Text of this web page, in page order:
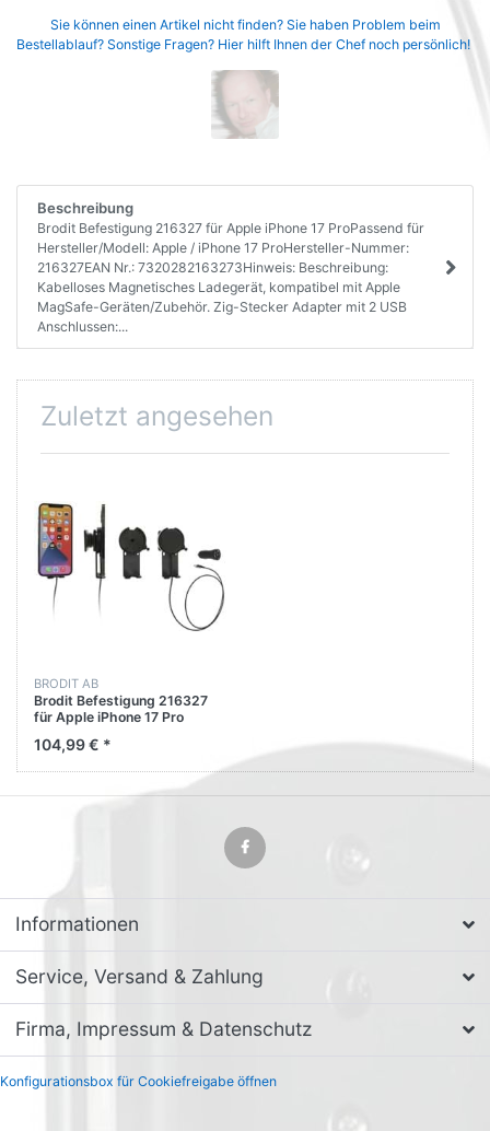
Sie können einen Artikel nicht finden? Sie haben Problem beim
Bestellablauf? Sonstige Fragen? Hier hilft Ihnen der Chef noch persönlich!
Beschreibung
Brodit Befestigung 216327 für Apple iPhone 17 ProPassend für
Hersteller/Modell: Apple / iPhone 17 ProHersteller-Nummer:
216327EAN Nr.: 7320282163273Hinweis: Beschreibung:
Kabelloses Magnetisches Ladegerät, kompatibel mit Apple
MagSafe-Geräten/Zubehör. Zig-Stecker Adapter mit 2 USB
Anschlussen:...
Zuletzt angesehen
BRODIT AB
Brodit Befestigung 216327
für Apple iPhone 17 Pro
104,99 € *
Informationen
Service, Versand & Zahlung
Firma, Impressum & Datenschutz
Konfigurationsbox für Cookiefreigabe öffnen